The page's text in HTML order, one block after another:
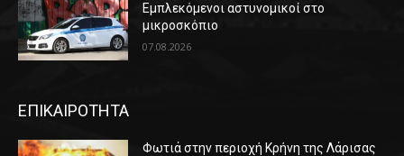
Εμπλεκόμενοι αστυνομικοί στο
μικροσκόπιο
07.08.2026
ΕΠΙΚΑΙΡΟΤΗΤΑ
Φωτιά στην περιοχή Κρήνη της Λάρισας